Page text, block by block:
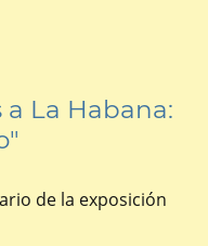
a La Habana:
de la exposición